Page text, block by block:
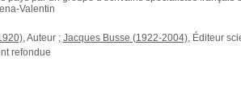
Valentin
, Auteur ; Jacques Busse (1922-2004), Éditeur
refondue